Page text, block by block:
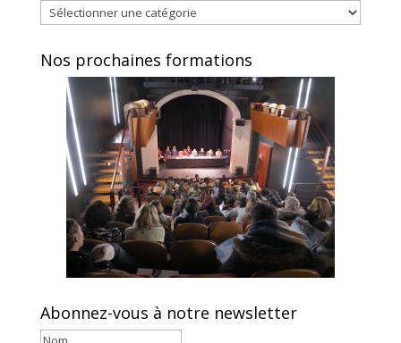
Catégories
Nos prochaines formations
Abonnez-vous à notre newsletter